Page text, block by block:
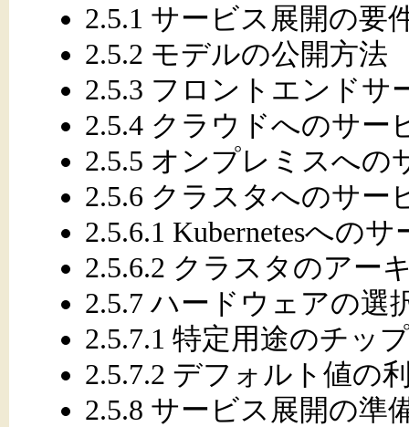
2.5.1 サービス展開の要
2.5.2 モデルの公開方法
2.5.3 フロントエンドサ
2.5.4 クラウドへのサー
2.5.5 オンプレミスへの
2.5.6 クラスタへのサー
2.5.6.1 Kubernetesへの
2.5.6.2 クラスタのアー
2.5.7 ハードウェアの選
2.5.7.1 特定用途のチッ
2.5.7.2 デフォルト値の
2.5.8 サービス展開の準